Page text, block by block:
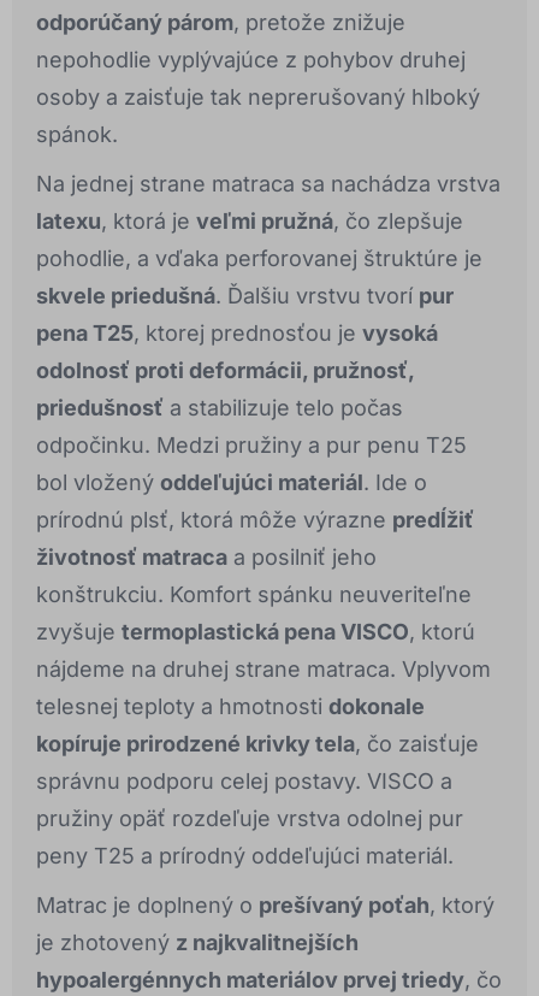
odporúčaný párom, pretože znižuje
nepohodlie vyplývajúce z pohybov druhej
osoby a zaisťuje tak neprerušovaný hlboký
spánok.
Na jednej strane matraca sa nachádza vrstva
latexu, ktorá je veľmi pružná, čo zlepšuje
pohodlie, a vďaka perforovanej štruktúre je
skvele priedušná. Ďalšiu vrstvu tvorí pur
pena T25, ktorej prednosťou je vysoká
odolnosť proti deformácii, pružnosť,
priedušnosť a stabilizuje telo počas
odpočinku. Medzi pružiny a pur penu T25
bol vložený oddeľujúci materiál. Ide o
prírodnú plsť, ktorá môže výrazne predĺžiť
životnosť matraca a posilniť jeho
konštrukciu. Komfort spánku neuveriteľne
zvyšuje termoplastická pena VISCO, ktorú
nájdeme na druhej strane matraca. Vplyvom
telesnej teploty a hmotnosti dokonale
kopíruje prirodzené krivky tela, čo zaisťuje
správnu podporu celej postavy. VISCO a
pružiny opäť rozdeľuje vrstva odolnej pur
peny T25 a prírodný oddeľujúci materiál.
Matrac je doplnený o prešívaný poťah, ktorý
je zhotovený z najkvalitnejších
hypoalergénnych materiálov prvej triedy, čo